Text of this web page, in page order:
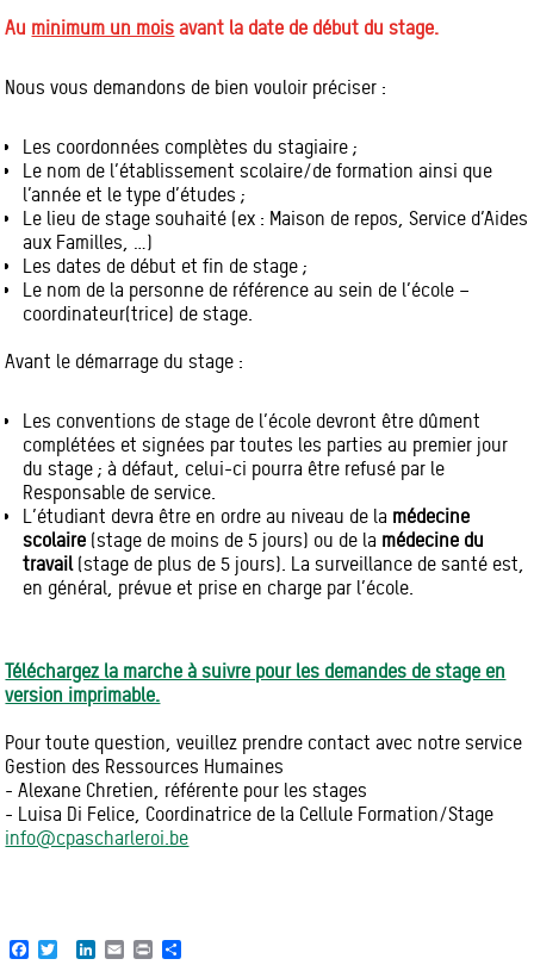
Au minimum un mois avant la date de début du stage.
Nous vous demandons de bien vouloir préciser :
Les coordonnées complètes du stagiaire ;
Le nom de l’établissement scolaire/de formation ainsi que
l’année et le type d’études ;
Le lieu de stage souhaité (ex : Maison de repos, Service d’Aides
aux Familles, …)
Les dates de début et fin de stage ;
Le nom de la personne de référence au sein de l’école –
coordinateur(trice) de stage.
Avant le démarrage du stage :
Les conventions de stage de l’école devront être dûment
complétées et signées par toutes les parties au premier jour
du stage ; à défaut, celui-ci pourra être refusé par le
Responsable de service.
L’étudiant devra être en ordre au niveau de la médecine
scolaire (stage de moins de 5 jours) ou de la médecine du
travail(stage de plus de 5 jours). La surveillance de santé est,
en général, prévue et prise en charge par l’école.
Téléchargez la marche à suivre pour les demandes de stage en
version imprimable.
Pour toute question, veuillez prendre contact avec notre service
Gestion des Ressources Humaines
- Alexane Chretien, référente pour les stages
- Luisa Di Felice, Coordinatrice de la Cellule Formation/Stage
info@cpascharleroi.be
Facebook
TwitterLinkedIn
EmailPrint